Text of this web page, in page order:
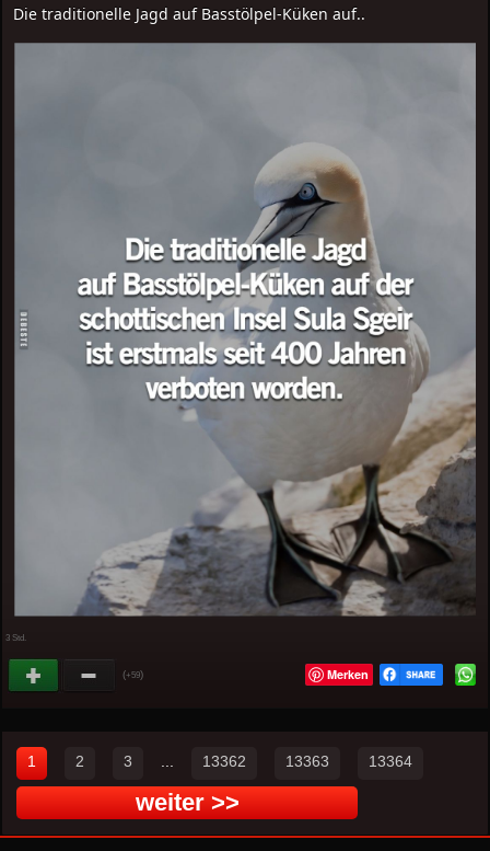
Die traditionelle Jagd auf Basstölpel-Küken auf..
3 Std.
(+59) Merken
1 2 3 13362 13363 13364
weiter >>